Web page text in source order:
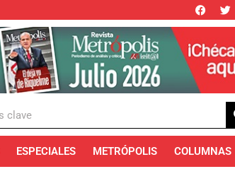
ESPECIALES METRÓPOLIS COLUMNAS